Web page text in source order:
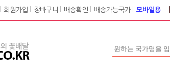
회원가입 장바구니 배송확인 배송가능국가 모바일용